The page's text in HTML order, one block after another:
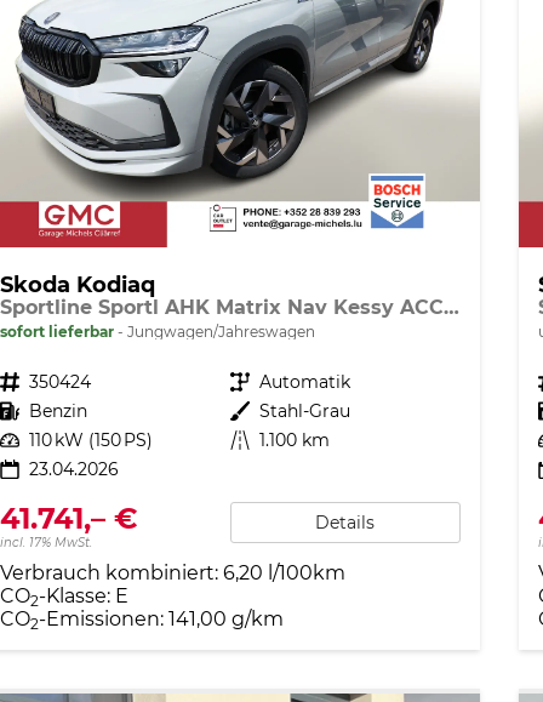
Skoda Kodiaq
Sportline Sportl AHK Matrix Nav Kessy ACC SunS SHZ
sofort lieferbar Jungwagen/Jahreswagen
Fahrzeugnr. 350424 Getriebe Automatik
Kraftstoff Benzin Außenfarbe Stahl-Grau
Leistung 110 kW (150 PS) Kilometerstand 1.100 km
23.04.2026
41.741,– €
incl. 17% MwSt.
Details
Verbrauch kombiniert: 6,20 l/100km
CO2-Klasse: E
CO2-Emissionen: 141,00 g/km